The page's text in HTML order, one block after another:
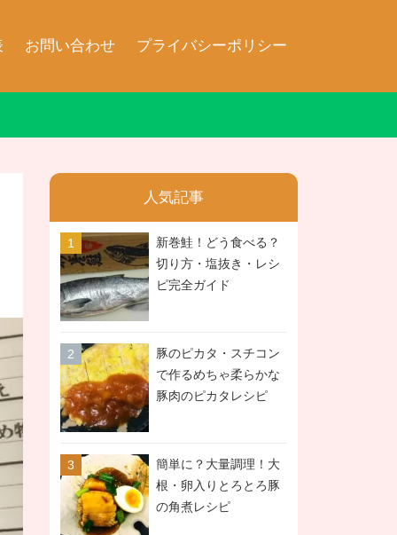
お問い合わせ プライバシーポリシー
人気記事
新巻鮭！どう食べる？
切り方・塩抜き・レシ
ピ完全ガイド
豚のピカタ・スチコン
で作るめちゃ柔らかな
豚肉のピカタレシピ
簡単に？大量調理！大
根・卵入りとろとろ豚
の角煮レシピ